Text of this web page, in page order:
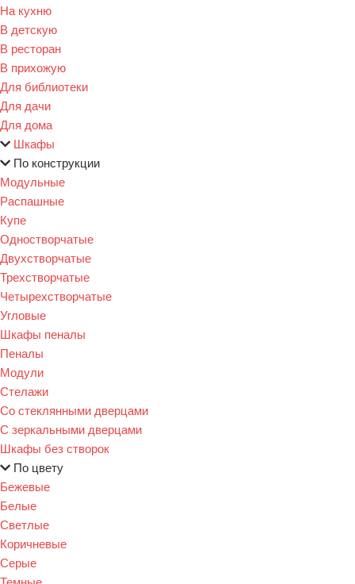
На кухню
В детскую
В ресторан
В прихожую
Для библиотеки
Для дачи
Для дома
Шкафы
По конструкции
Модульные
Распашные
Купе
Одностворчатые
Двухстворчатые
Трехстворчатые
Четырехстворчатые
Угловые
Шкафы пеналы
Пеналы
Модули
Стелажи
Со стеклянными дверцами
С зеркальными дверцами
Шкафы без створок
По цвету
Бежевые
Белые
Светлые
Коричневые
Серые